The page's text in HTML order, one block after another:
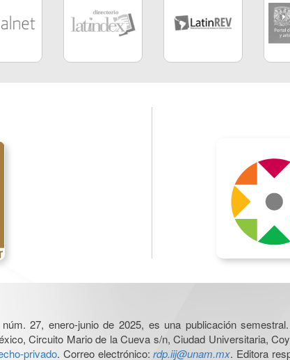
27, enero-junio de 2025, es una publicación
Circuito Mario de la Cueva s/n, Ciudad Universitaria,
privado. Correo electrónico: rdp.iij@unam.mx. Editora